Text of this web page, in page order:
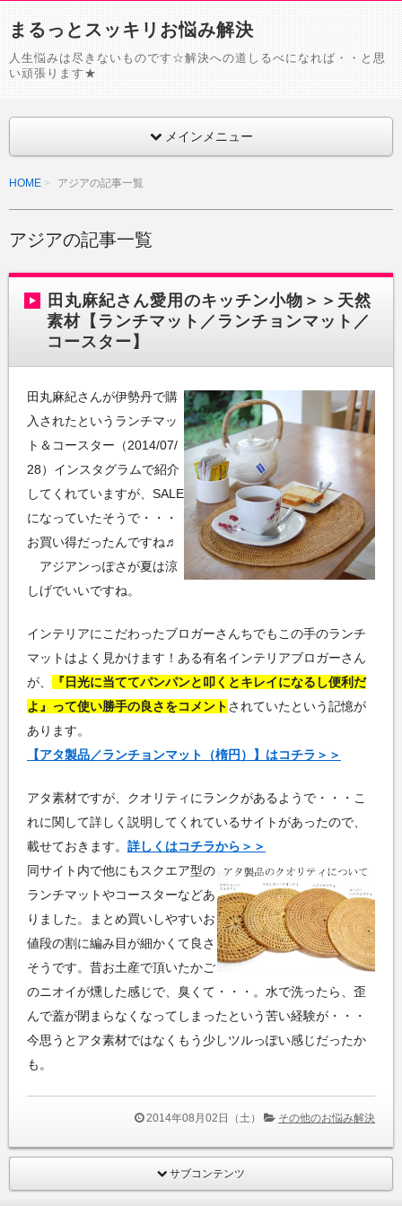
まるっとスッキリお悩み解決
人生悩みは尽きないものです☆解決への道しるべになれば・・と思
い頑張ります★
メインメニュー
HOME アジアの記事一覧
アジアの記事一覧
田丸麻紀さん愛用のキッチン小物＞＞天然
素材【ランチマット／ランチョンマット／
コースター】
田丸麻紀さんが伊勢丹で購
入されたというランチマッ
ト＆コースター（2014/07/
28）インスタグラムで紹介
してくれていますが、SALE
になっていたそうで・・・
お買い得だったんですね♬
アジアンっぽさが夏は涼
しげでいいですね。
インテリアにこだわったブロガーさんちでもこの手のランチ
マットはよく見かけます！ある有名インテリアブロガーさん
が、
『日光に当ててパンパンと叩くとキレイになるし便利だ
よ』って使い勝手の良さをコメントされていたという記憶が
あります。
【アタ製品／ランチョンマット（楕円）】はコチラ＞＞
アタ素材ですが、クオリティにランクがあるようで・・・こ
れに関して詳しく説明してくれているサイトがあったので、
載せておきます。 詳しくはコチラから＞＞
同サイト内で他にもスクエア型の
ランチマットやコースターなどあ
りました。まとめ買いしやすいお
値段の割に編み目が細かくて良さ
そうです。昔お土産で頂いたかご
のニオイが燻した感じで、臭くて・・・。水で洗ったら、歪
んで蓋が閉まらなくなってしまったという苦い経験が・・・
今思うとアタ素材ではなくもう少しツルっぽい感じだったか
も。
2014年08月02日（土） その他のお悩み解決
サブコンテンツ